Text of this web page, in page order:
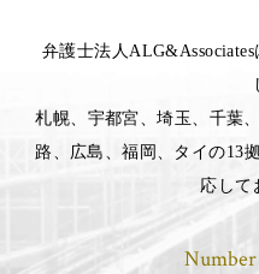
弁護士法人
札幌、宇都宮、埼玉、千葉
路、広島、福岡、タイの13
応して
Number